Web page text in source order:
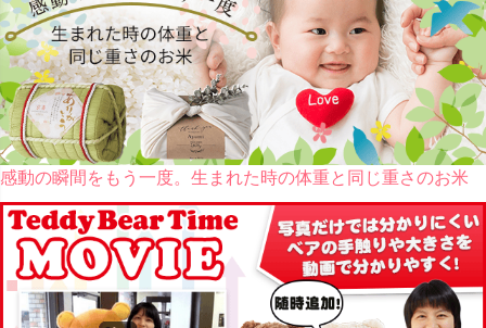
感動の瞬間をもう一度。生まれた時の体重と同じ重さのお米